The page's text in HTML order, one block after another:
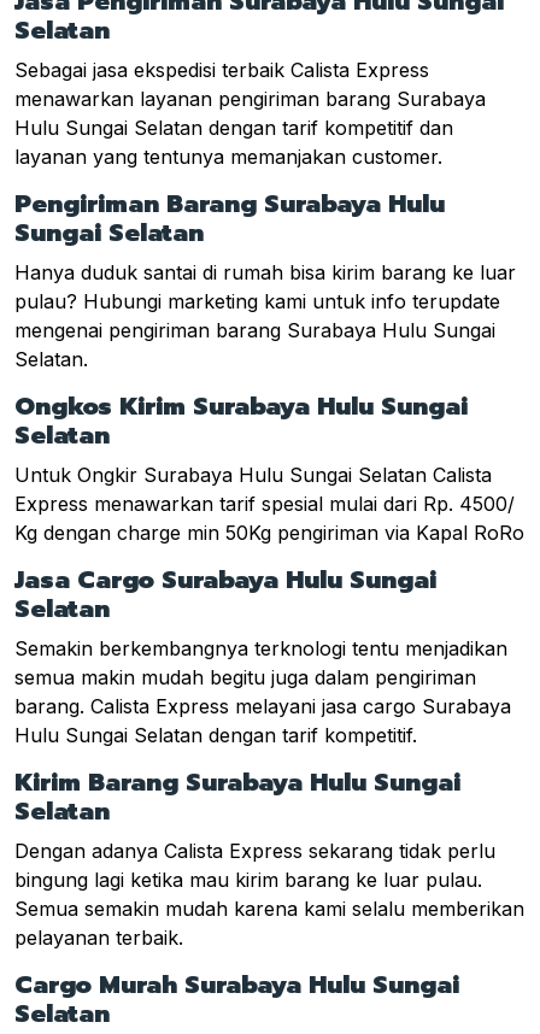
Selatan
Sebagai jasa ekspedisi terbaik Calista Express
menawarkan layanan pengiriman barang Surabaya
Hulu Sungai Selatan dengan tarif kompetitif dan
layanan yang tentunya memanjakan customer.
Pengiriman Barang Surabaya Hulu
Sungai Selatan
Hanya duduk santai di rumah bisa kirim barang ke luar
pulau? Hubungi marketing kami untuk info terupdate
mengenai pengiriman barang Surabaya Hulu Sungai
Selatan.
Ongkos Kirim Surabaya Hulu Sungai
Selatan
Untuk Ongkir Surabaya Hulu Sungai Selatan Calista
Express menawarkan tarif spesial mulai dari Rp. 4500/
Kg dengan charge min 50Kg pengiriman via Kapal RoRo
Jasa Cargo Surabaya Hulu Sungai
Selatan
Semakin berkembangnya terknologi tentu menjadikan
semua makin mudah begitu juga dalam pengiriman
barang. Calista Express melayani jasa cargo Surabaya
Hulu Sungai Selatan dengan tarif kompetitif.
Kirim Barang Surabaya Hulu Sungai
Selatan
Dengan adanya Calista Express sekarang tidak perlu
bingung lagi ketika mau kirim barang ke luar pulau.
Semua semakin mudah karena kami selalu memberikan
pelayanan terbaik.
Cargo Murah Surabaya Hulu Sungai
Selatan